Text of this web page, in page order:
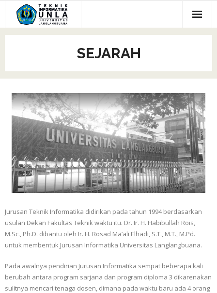
content
Home
- Sejarah
- Visi Misi
- Struktur Organisasi
- Akreditasi
- Kurikulum
- Profile Dosen
Kontak
Berita
SEJARAH
Jurusan Teknik Informatika didirikan pada tahun 1994 berdasarkan
usulan Dekan Fakultas Teknik waktu itu. Dr. Ir. H. Habibullah Rois,
M.Sc., Ph.D. dibantu oleh Ir. H. Rosad Ma’ali Elhadi, S.T., M.T., M.Pd.
untuk membentuk Jurusan Informatika Universitas Langlangbuana.
Pada awalnya pendirian Jurusan Informatika sempat beberapa kali
berubah antara program sarjana dan program diploma 3 dikarenakan
sulitnya mencari tenaga dosen, dimana pada waktu baru ada 4 orang